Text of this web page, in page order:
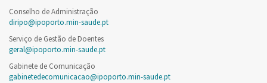
Conselho de Administração
diripo@ipoporto.min-saude.pt
Serviço de Gestão de Doentes
geral@ipoporto.min-saude.pt
Gabinete de Comunicação
gabinetedecomunicacao@ipoporto.min-saude.pt